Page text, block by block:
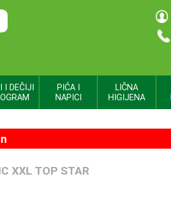
I DEČIJI
PIĆA I
NAPICI
LIČNA
HIGIJENA
XXL TOP STAR